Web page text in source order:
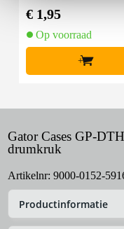
€ 1,95
Op voorraad
+
Gator Cases GP-
drumkruk
Artikelnr: 9000-0152-
Productinformatie